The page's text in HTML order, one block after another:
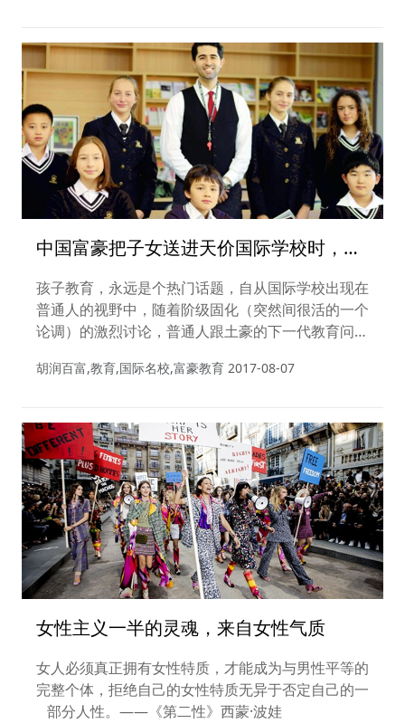
中国富豪把子女送进天价国际学校时，美
国富二代都去哪儿了？
孩子教育，永远是个热门话题，自从国际学校出现在
普通人的视野中，随着阶级固化（突然间很活的一个
论调）的激烈讨论，普通人跟土豪的下一代教育问题
富二代上国际学校，美国的富二代都在干嘛？
胡润百富,教育,国际名校,富豪教育 2017-08-07
女性主义一半的灵魂，来自女性气质
女人必须真正拥有女性特质，才能成为与男性平等的
完整个体，拒绝自己的女性特质无异于否定自己的一
部分人性。——《第二性》西蒙·波娃